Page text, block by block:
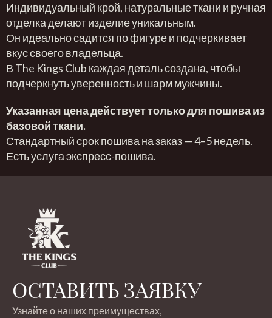
Индивидуальный крой, натуральные ткани и ручная
отделка делают изделие уникальным.
Он идеально садится по фигуре и подчеркивает
вкус своего владельца.
В The Kings Club каждая деталь создана, чтобы
подчеркнуть уверенность и шарм мужчины.
Указанная цена действует только для пошива из
базовой ткани.
Стандартный срок пошива на заказ — 4–5 недель.
Есть услуга экспресс-пошива.
ОСТАВИТЬ ЗАЯВКУ
Узнайте о наших преимуществах,